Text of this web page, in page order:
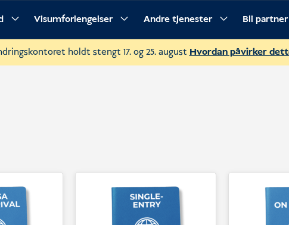
Visumforlengelser Andre tjenester Bli
holdt stengt 17. og 25. august Hvordan påvirker